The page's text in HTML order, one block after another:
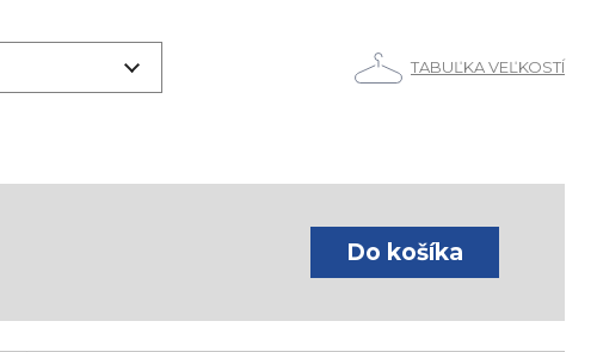
TABUĽKA VEĽKOSTÍ